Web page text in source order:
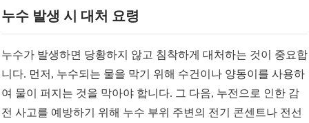
누수 발생 시 대처 요령
누수가 발생하면 당황하지 않고 침착하게 대처하는 것이 중요합
니다. 먼저, 누수되는 물을 막기 위해 수건이나 양동이를 사용하
여 물이 퍼지는 것을 막아야 합니다. 그 다음, 누전으로 인한 감
전 사고를 예방하기 위해 누수 부위 주변의 전기 콘센트나 전선